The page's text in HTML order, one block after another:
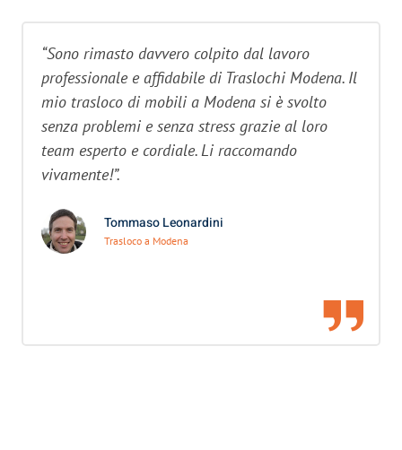
“Sono rimasto davvero colpito dal lavoro
professionale e affidabile di Traslochi Modena. Il
mio trasloco di mobili a Modena si è svolto
senza problemi e senza stress grazie al loro
team esperto e cordiale. Li raccomando
vivamente!”.
Tommaso Leonardini
Trasloco a Modena